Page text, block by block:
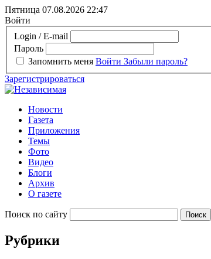
Пятница 07.08.2026 22:47
Войти
Login / E-mail
Пароль
Запомнить меня Войти Забыли пароль?
Зарегистрироваться
Новости
Газета
Приложения
Темы
Фото
Видео
Блоги
Архив
О газете
Поиск по сайту
Рубрики